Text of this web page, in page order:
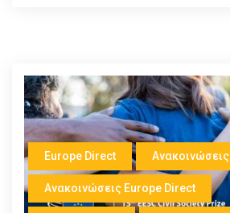
Europe Direct Ανακοινώσεις
Ανακοινώσεις Europe Direct